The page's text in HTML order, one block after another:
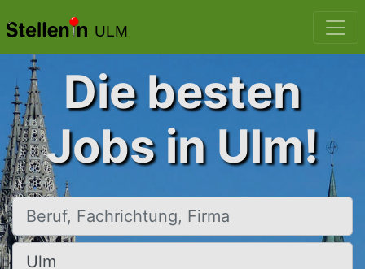
ULM
Die besten
Jobs in Ulm!
Beruf, Fachrichtung, Firma
Ort, Stadt